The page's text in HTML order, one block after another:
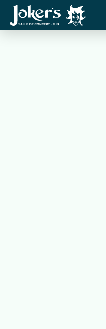
Jokers
Pub